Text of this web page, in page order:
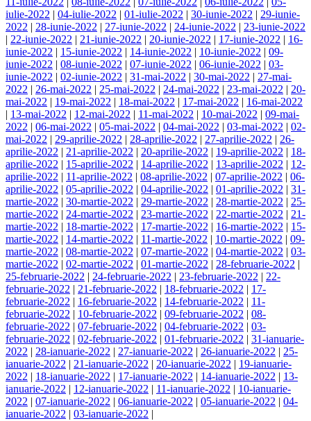
iulie-2022 | 04-iulie-2022 | 01-iulie-2022 | 30-iunie-2022 | 29-iunie-
2022 | 28-iunie-2022 | 27-iunie-2022 | 24-iunie-2022 | 23-iunie-2022
| 22-iunie-2022 | 21-iunie-2022 | 20-iunie-2022 | 17-iunie-2022 | 16-
iunie-2022 | 15-iunie-2022 | 14-iunie-2022 | 10-iunie-2022 | 09-
iunie-2022 | 08-iunie-2022 | 07-iunie-2022 | 06-iunie-2022 | 03-
iunie-2022 | 02-iunie-2022 | 31-mai-2022 | 30-mai-2022 | 27-mai-
2022 | 26-mai-2022 | 25-mai-2022 | 24-mai-2022 | 23-mai-2022 | 20-
mai-2022 | 19-mai-2022 | 18-mai-2022 | 17-mai-2022 | 16-mai-2022
| 13-mai-2022 | 12-mai-2022 | 11-mai-2022 | 10-mai-2022 | 09-mai-
2022 | 06-mai-2022 | 05-mai-2022 | 04-mai-2022 | 03-mai-2022 | 02-
mai-2022 | 29-aprilie-2022 | 28-aprilie-2022 | 27-aprilie-2022 | 26-
aprilie-2022 | 21-aprilie-2022 | 20-aprilie-2022 | 19-aprilie-2022 | 18-
aprilie-2022 | 15-aprilie-2022 | 14-aprilie-2022 | 13-aprilie-2022 | 12-
aprilie-2022 | 11-aprilie-2022 | 08-aprilie-2022 | 07-aprilie-2022 | 06-
aprilie-2022 | 05-aprilie-2022 | 04-aprilie-2022 | 01-aprilie-2022 | 31-
martie-2022 | 30-martie-2022 | 29-martie-2022 | 28-martie-2022 | 25-
martie-2022 | 24-martie-2022 | 23-martie-2022 | 22-martie-2022 | 21-
martie-2022 | 18-martie-2022 | 17-martie-2022 | 16-martie-2022 | 15-
martie-2022 | 14-martie-2022 | 11-martie-2022 | 10-martie-2022 | 09-
martie-2022 | 08-martie-2022 | 07-martie-2022 | 04-martie-2022 | 03-
martie-2022 | 02-martie-2022 | 01-martie-2022 | 28-februarie-2022 |
25-februarie-2022 | 24-februarie-2022 | 23-februarie-2022 | 22-
februarie-2022 | 21-februarie-2022 | 18-februarie-2022 | 17-
februarie-2022 | 16-februarie-2022 | 14-februarie-2022 | 11-
februarie-2022 | 10-februarie-2022 | 09-februarie-2022 | 08-
februarie-2022 | 07-februarie-2022 | 04-februarie-2022 | 03-
februarie-2022 | 02-februarie-2022 | 01-februarie-2022 | 31-ianuarie-
2022 | 28-ianuarie-2022 | 27-ianuarie-2022 | 26-ianuarie-2022 | 25-
ianuarie-2022 | 21-ianuarie-2022 | 20-ianuarie-2022 | 19-ianuarie-
2022 | 18-ianuarie-2022 | 17-ianuarie-2022 | 14-ianuarie-2022 | 13-
ianuarie-2022 | 12-ianuarie-2022 | 11-ianuarie-2022 | 10-ianuarie-
2022 | 07-ianuarie-2022 | 06-ianuarie-2022 | 05-ianuarie-2022 | 04-
ianuarie-2022 | 03-ianuarie-2022 |